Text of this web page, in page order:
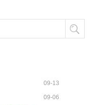
09-13
09-06